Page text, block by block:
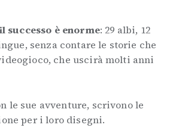
il successo è enorme: 29 albi, 12
senza contare le storie che
che uscirà molti anni
le sue avventure, scrivono le
per i loro disegni.